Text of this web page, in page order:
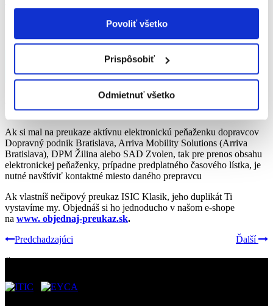
Povoliť všetko
Prispôsobiť
Odmietnuť všetko
Čo robiť, keď stratíš ISIC, ISIC
známku?
Ak stratíš svoj preukaz ISIC aIebo ISIC známku, alebo sa
poškodí/ zničí, vybav si duplikát.
Ak si mal na preukaze aktívnu elektronickú peňaženku dopravcov
Dopravný podnik Bratislava, Arriva Mobility Solutions (Arriva
Bratislava), DPM Žilina alebo SAD Zvolen, tak pre prenos obsahu
elektronickej peňaženky, prípadne predplatného časového lístka, je
nutné navštíviť kontaktné miesto daného prepravcu
Ak vlastníš nečipový preukaz ISIC Klasik, jeho duplikát Ti
vystavíme my. Objednáš si ho jednoducho v našom e-shope
na www. objednaj-preukaz.sk.
Predchadzajúci
Ďalší